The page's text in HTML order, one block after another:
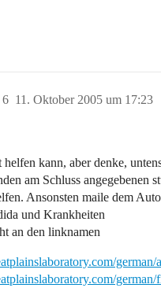
11. Oktober 2005 um 17:23
6
kann, aber denke,
am Schluss angegebenen
Ansonsten maile dem
und Krankheiten
an den linknamen